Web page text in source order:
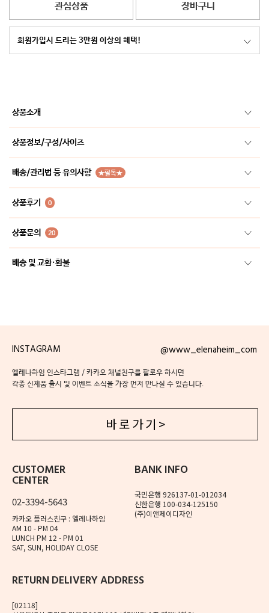
관심상품 장바구니
회원가입시 드리는 3만원 이상의 혜택!
상품소개
상품정보/구성/사이즈
배송/관리법 등 유의사항 ★필독★
상품후기 0
상품문의 20
배송 및 교환·환불
INSTAGRAM @www_elenaheim_com
엘레나하임 인스타그램 / 카카오 채널친구를 팔로우 하시면
각종 신제품 출시 및 이벤트 소식을 가장 먼저 만나실 수 있습니다.
바 로 가 기 >
CUSTOMER
CENTER
02-3394-5643
카카오 플러스친구 : 엘레나하임
AM 10 - PM 04
LUNCH PM 12 - PM 01
SAT, SUN, HOLIDAY CLOSE
BANK INFO
국민은행 926137-01-012034
신한은행 100-034-125150
(주)이앤제이디자인
RETURN DELIVERY ADDRESS
[02118]